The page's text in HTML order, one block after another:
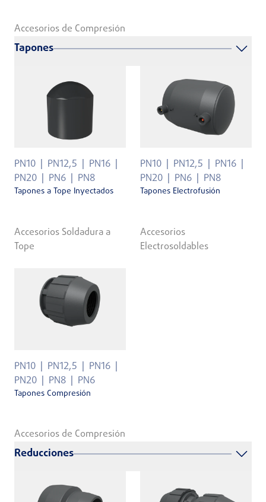
Accesorios de Compresión
Tapones
PN10 PN12,5
PN16
PN20
PN6 PN8
Tapones a Tope Inyectados
Accesorios Soldadura a
Tope
PN10 PN12,5
PN16
PN20
PN6 PN8
Tapones Electrofusión
Accesorios
Electrosoldables
PN10 PN12,5
PN16
PN20
PN8 PN6
Tapones Compresión
Accesorios de Compresión
Reducciones